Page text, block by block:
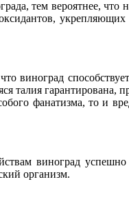
тем вероятнее, что
виноград
талия гарантирована,
фанатизма, то и
виноград
организм.